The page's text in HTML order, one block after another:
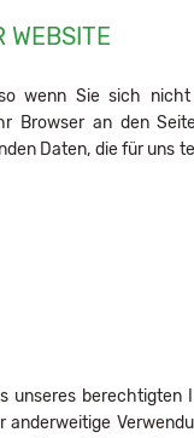
WEBSITE
wenn Sie sich
Browser an den
Daten, die für uns
unseres berechtigten
anderweitige